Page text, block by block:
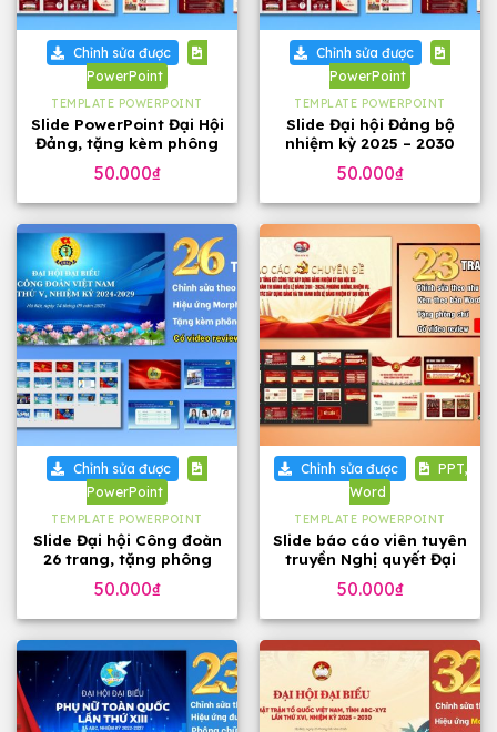
Chỉnh sửa được
PowerPoint
TEMPLATE POWERPOINT
Slide PowerPoint Đại Hội
Đảng, tặng kèm phông
50.000₫
Chỉnh sửa được
PowerPoint
TEMPLATE POWERPOINT
Slide Đại hội Đảng bộ
nhiệm kỳ 2025 – 2030
slide)
50.000₫
Chỉnh sửa được
PowerPoint
TEMPLATE POWERPOINT
Slide Đại hội Công đoàn
26 trang, tặng phông
50.000₫
Chỉnh sửa được
PPT,
Word
TEMPLATE POWERPOINT
Slide báo cáo viên tuyên
truyền Nghị quyết Đại
trang
50.000₫